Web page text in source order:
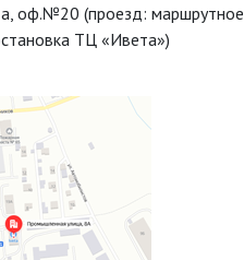
оф.№20 (проезд: маршрутное
ТЦ «Ивета»)